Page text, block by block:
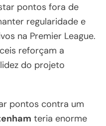
pontos fora de
regularidade e
na Premier League.
reforçam a
do projeto
pontos contra um
teria enorme